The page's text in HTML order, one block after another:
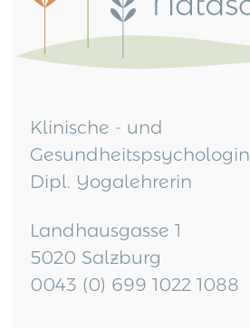
Klinische - und
Gesundheitspsychologin
Dipl. Yogalehrerin
Landhausgasse 1
5020 Salzburg
0043 (0) 699 1022 1088